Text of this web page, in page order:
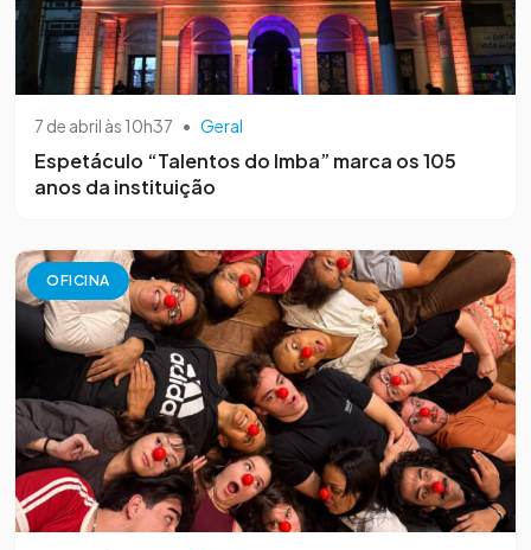
7 de abril às 10h37 • Geral
Espetáculo “Talentos do Imba” marca os 105
anos da instituição
OFICINA